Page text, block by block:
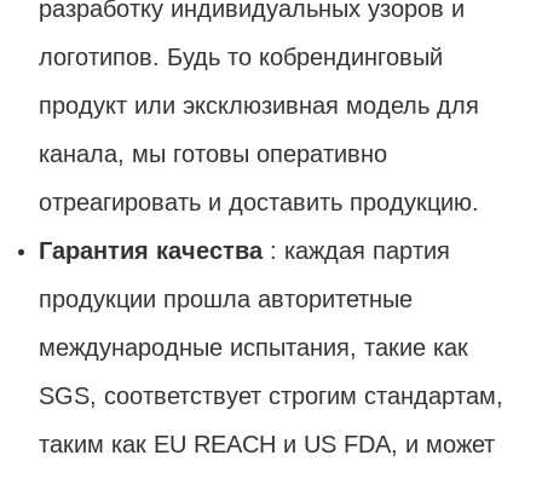
разработку индивидуальных узоров и
логотипов. Будь то кобрендинговый
продукт или эксклюзивная модель для
канала, мы готовы оперативно
отреагировать и доставить продукцию.
Гарантия качества: каждая партия
продукции прошла авторитетные
международные испытания, такие как
SGS, соответствует строгим стандартам,
таким как EU REACH и US FDA, и может